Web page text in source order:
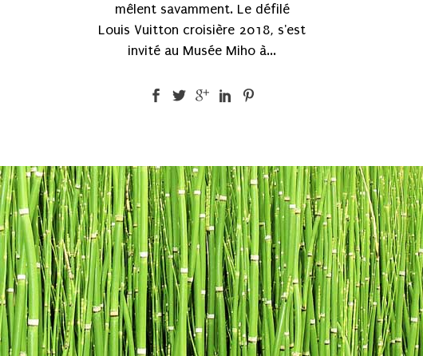
mêlent savamment. Le défilé
Louis Vuitton croisière 2018, s'est
invité au Musée Miho à...